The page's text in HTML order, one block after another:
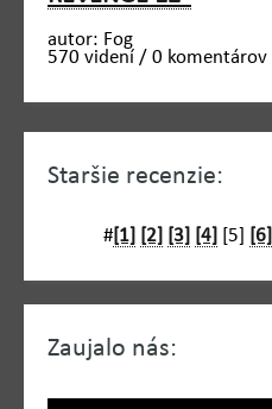
Zaujalo nás:
autor: Fog
570 videní / 0 komentárov
Staršie recenzie:
#[1] [2] [3] [4] [5] [6]